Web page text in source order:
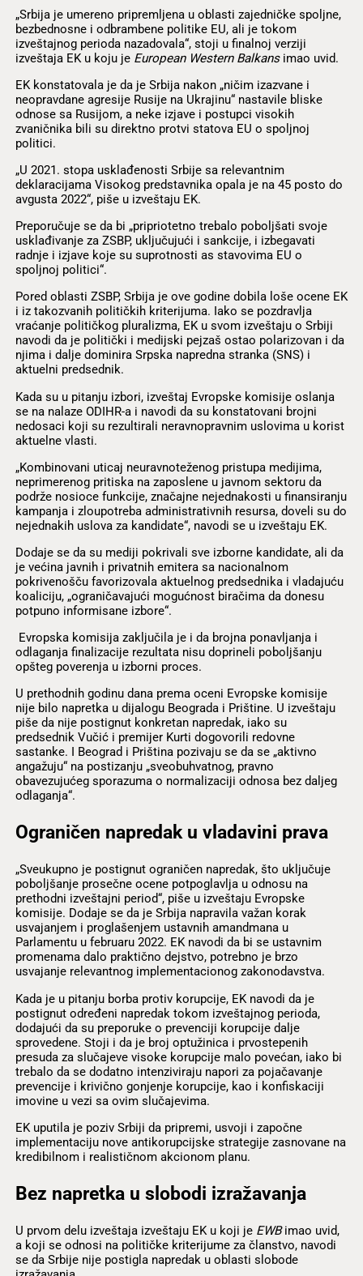
„Srbija je umereno pripremljena u oblasti zajedničke spoljne,
bezbednosne i odbrambene politike EU, ali je tokom
izveštajnog perioda nazadovala“, stoji u finalnoj verziji
izveštaja EK u koju je European Western Balkansimao uvid.
EK konstatovala je da je Srbija nakon „ničim izazvane i
neopravdane agresije Rusije na Ukrajinu“ nastavile bliske
odnose sa Rusijom, a neke izjave i postupci visokih
zvaničnika bili su direktno protvi statova EU o spoljnoj
politici.
„U 2021. stopa usklađenosti Srbije sa relevantnim
deklaracijama Visokog predstavnika opala je na 45 posto do
avgusta 2022“, piše u izveštaju EK.
Preporučuje se da bi „pripriotetno trebalo poboljšati svoje
usklađivanje za ZSBP, uključujući i sankcije, i izbegavati
radnje i izjave koje su suprotnosti as stavovima EU o
spoljnoj politici“.
Pored oblasti ZSBP, Srbija je ove godine dobila loše ocene EK
i iz takozvanih političkih kriterijuma. Iako se pozdravlja
vraćanje političkog pluralizma, EK u svom izveštaju o Srbiji
navodi da je politički i medijski pejzaš ostao polarizovan i da
njima i dalje dominira Srpska napredna stranka (SNS) i
aktuelni predsednik.
Kada su u pitanju izbori, izveštaj Evropske komisije oslanja
se na nalaze ODIHR-a i navodi da su konstatovani brojni
nedosaci koji su rezultirali neravnopravnim uslovima u korist
aktuelne vlasti.
„Kombinovani uticaj neuravnoteženog pristupa medijima,
neprimerenog pritiska na zaposlene u javnom sektoru da
podrže nosioce funkcije, značajne nejednakosti u finansiranju
kampanja i zloupotreba administrativnih resursa, doveli su do
nejednakih uslova za kandidate“, navodi se u izveštaju EK.
Dodaje se da su mediji pokrivali sve izborne kandidate, ali da
je većina javnih i privatnih emitera sa nacionalnom
pokrivenošču favorizovala aktuelnog predsednika i vladajuću
koaliciju, „ograničavajući mogućnost biračima da donesu
potpuno informisane izbore“.
Evropska komisija zaključila je i da brojna ponavljanja i
odlaganja finalizacije rezultata nisu doprineli poboljšanju
opšteg poverenja u izborni proces.
U prethodnih godinu dana prema oceni Evropske komisije
nije bilo napretka u dijalogu Beograda i Prištine. U izveštaju
piše da nije postignut konkretan napredak, iako su
predsednik Vučić i premijer Kurti dogovorili redovne
sastanke. I Beograd i Priština pozivaju se da se „aktivno
angažuju“ na postizanju „sveobuhvatnog, pravno
obavezujućeg sporazuma o normalizaciji odnosa bez daljeg
odlaganja“.
Ograničen napredak u vladavini prava
„Sveukupno je postignut ograničen napredak, što uključuje
poboljšanje prosečne ocene potpoglavlja u odnosu na
prethodni izveštajni period“, piše u izveštaju Evropske
komisije. Dodaje se da je Srbija napravila važan korak
usvajanjem i proglašenjem ustavnih amandmana u
Parlamentu u februaru 2022. EK navodi da bi se ustavnim
promenama dalo praktično dejstvo, potrebno je brzo
usvajanje relevantnog implementacionog zakonodavstva.
Kada je u pitanju borba protiv korupcije, EK navodi da je
postignut određeni napredak tokom izveštajnog perioda,
dodajući da su preporuke o prevenciji korupcije dalje
sprovedene. Stoji i da je broj optužinica i prvostepenih
presuda za slučajeve visoke korupcije malo povećan, iako bi
trebalo da se dodatno intenziviraju napori za pojačavanje
prevencije i krivično gonjenje korupcije, kao i konfiskaciji
imovine u vezi sa ovim slučajevima.
EK uputila je poziv Srbiji da pripremi, usvoji i započne
implementaciju nove antikorupcijske strategije zasnovane na
kredibilnom i realističnom akcionom planu.
Bez napretka u slobodi izražavanja
U prvom delu izveštaja izveštaju EK u koji je EWBimao uvid,
a koji se odnosi na političke kriterijume za članstvo, navodi
se da Srbije nije postigla napredak u oblasti slobode